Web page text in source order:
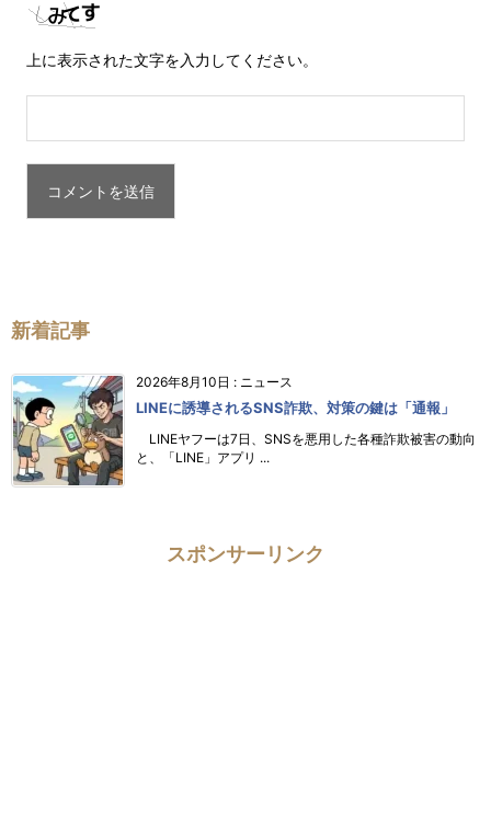
上に表示された文字を入力してください。
新着記事
2026年8月10日 : ニュース
LINEに誘導されるSNS詐欺、対策の鍵は「通報」
LINEヤフーは7日、SNSを悪用した各種詐欺被害の動向
と、「LINE」アプリ ...
スポンサーリンク